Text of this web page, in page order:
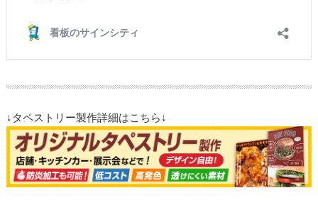
↓タペストリー製作詳細はこちら↓